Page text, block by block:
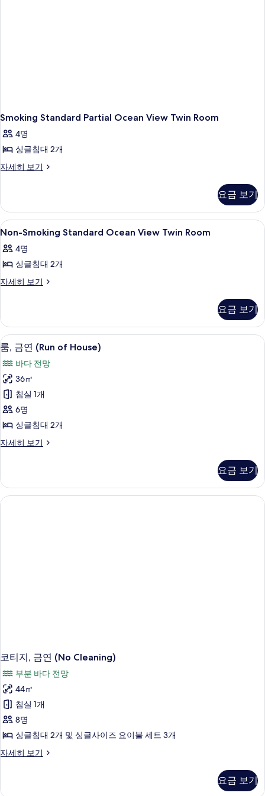
Smoking Standard Partial Ocean View Twin Room
4명
싱글침대 2개
자세히 보기
Smoking
View
Twin
Room
세
히
기
요금 보기
Non-
Smoking
Standard
Ocean
View
사
진
모
두
보
기
1
Non-Smoking Standard Ocean View Twin Room
4명
싱글침대 2개
자세히 보기
Non-
View
Twin
Room
자
세
히
보
기
요금 보기
룸,
금
연
(Run
of
House)
사
진
보
기
8
룸, 금연 (Run of House)
바다 전망
36㎡
침실 1개
6명
싱글침대 2개
자세히 보기
룸,
of
House)
자
요금 보기
코티지, 금연 (No Cleaning)
부분 바다 전망
44㎡
침실 1개
8명
싱글침대 2개 및 싱글사이즈 요이불 세트 3개
자세히 보기
코
요금 보기